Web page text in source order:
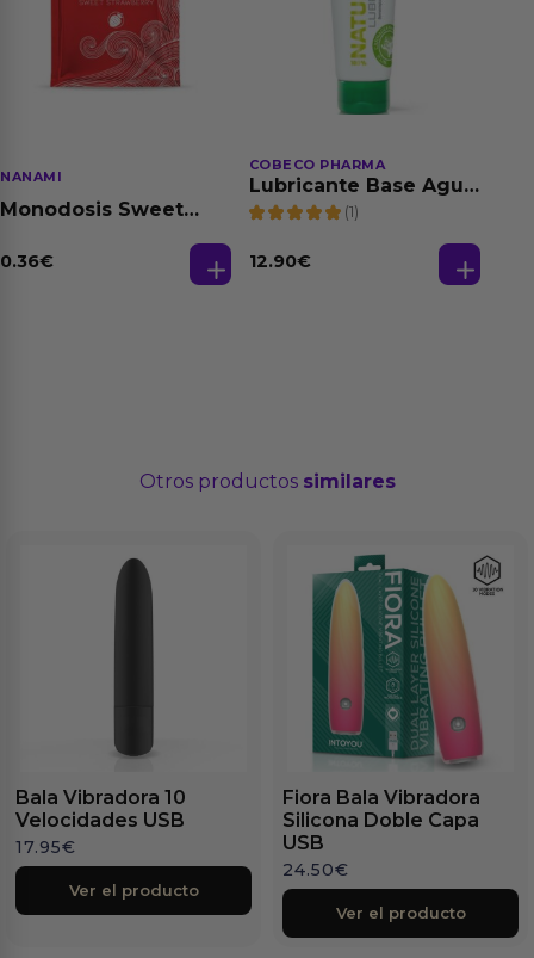
NANAMI
Monodosis Sweet
0.36€
COBECO PHARMA
Lubricante Base Agua
100% Natural 125 ml
(1)
12.90€
Otros productos similares
Bala Vibradora 10
Velocidades USB
17.95€
Ver el producto
Fiora Bala Vibradora
Silicona Doble Capa
USB
24.50€
Ver el producto